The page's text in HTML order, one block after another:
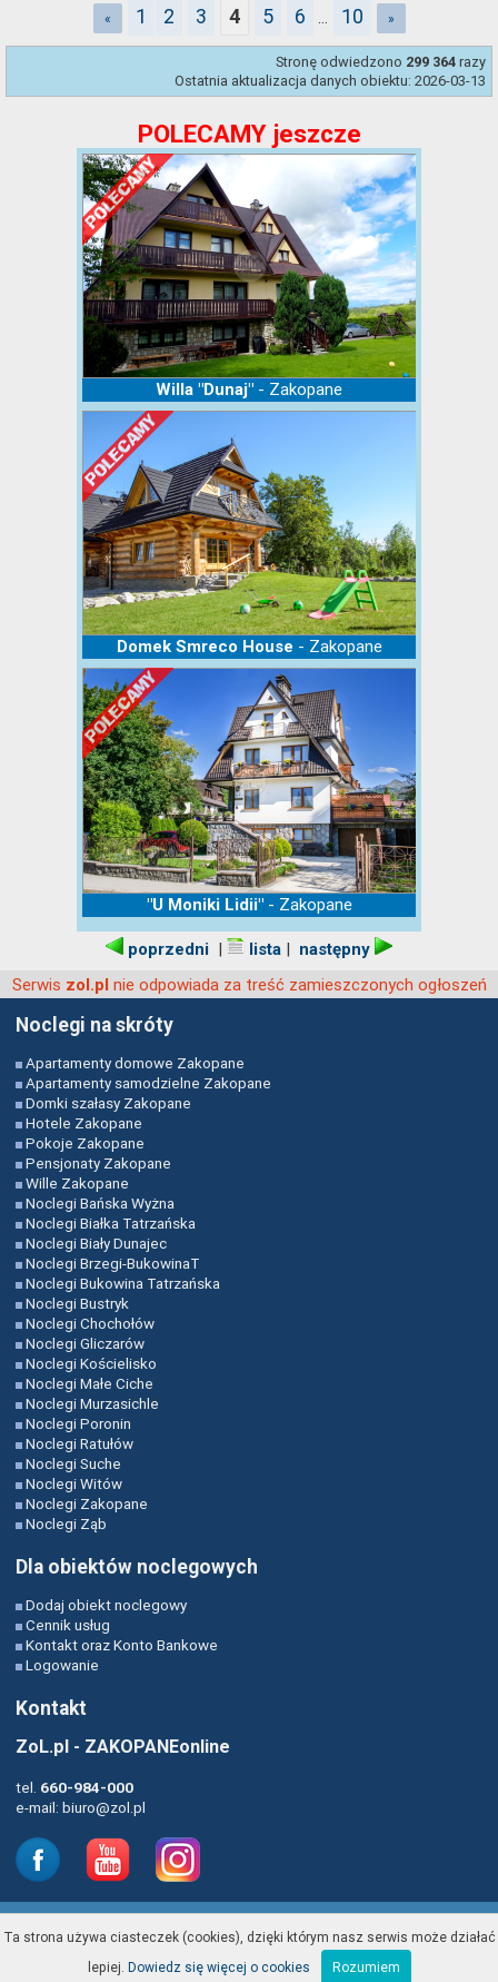
« 1 2 3 4 5 6 ... 10 »
Stronę odwiedzono 299 364 razy
Ostatnia aktualizacja danych obiektu: 2026-03-13
POLECAMY jeszcze
Willa "Dunaj" - Zakopane
Domek Smreco House - Zakopane
"U Moniki Lidii"- Zakopane
poprzedni | lista | następny
Serwis zol.pl nie odpowiada za treść zamieszczonych ogłoszeń
Noclegi na skróty
Apartamenty domowe Zakopane
Apartamenty samodzielne Zakopane
Domki szałasy Zakopane
Hotele Zakopane
Pokoje Zakopane
Pensjonaty Zakopane
Wille Zakopane
Noclegi Bańska Wyżna
Noclegi Białka Tatrzańska
Noclegi Biały Dunajec
Noclegi Brzegi-BukowinaT
Noclegi Bukowina Tatrzańska
Noclegi Bustryk
Noclegi Chochołów
Noclegi Gliczarów
Noclegi Kościelisko
Noclegi Małe Ciche
Noclegi Murzasichle
Noclegi Poronin
Noclegi Ratułów
Noclegi Suche
Noclegi Witów
Noclegi Zakopane
Noclegi Ząb
Dla obiektów noclegowych
Dodaj obiekt noclegowy
Cennik usług
Kontakt oraz Konto Bankowe
Logowanie
Kontakt
ZoL.pl - ZAKOPANEonline
tel. 660-984-000
e-mail:biuro@zol.pl
©2002- ZAKOPANEonline.pl
Wszelkie prawa zastrzeżone
Ta strona używa ciasteczek (cookies), dzięki którym nasz serwis może działać
lepiej. Dowiedz się więcej o cookies Rozumiem